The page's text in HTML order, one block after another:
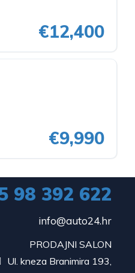
€12,400
€9,990
98 392 622
info@auto24.hr
PRODAJNI SALON
Ul. kneza Branimira 193,